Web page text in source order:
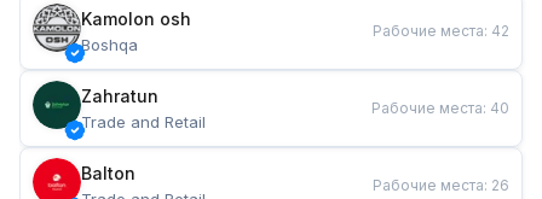
Kamolon osh
Boshqa
Рабочие места: 42
Zahratun
Trade and Retail
Рабочие места: 40
Balton
Рабочие места: 26